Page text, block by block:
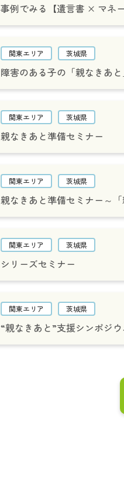
事例でみる【遺言書 × マネ
関東エリア 茨城県
障害のある子の「親なきあ
関東エリア 茨城県
親なきあと準備セミナー
関東エリア 茨城県
親なきあと準備セミナー～
関東エリア 茨城県
シリーズセミナー
関東エリア 茨城県
“親なきあと”支援シンポジウ